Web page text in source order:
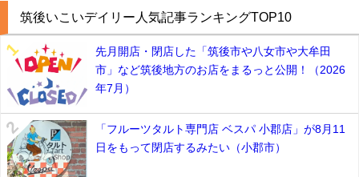
筑後いこいデイリー人気記事ランキングTOP10
先月開店・閉店した「筑後市や八女市や大牟田
市」など筑後地方のお店をまるっと公開！（2026
年7月）
「フルーツタルト専門店 ベスパ 小郡店」が8月11
日をもって閉店するみたい（小郡市）